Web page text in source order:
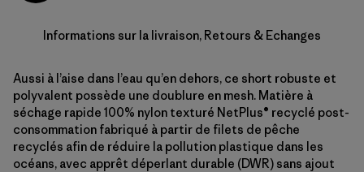
Informations sur la livraison, Retours & Echanges
Aussi à l’aise dans l’eau qu’en dehors, ce short robuste et
polyvalent possède une doublure en mesh. Matière à
séchage rapide 100% nylon texturé NetPlus® recyclé post-
consommation fabriqué à partir de filets de pêche
recyclés afin de réduire la pollution plastique dans les
océans, avec apprêt déperlant durable (DWR) sans ajout